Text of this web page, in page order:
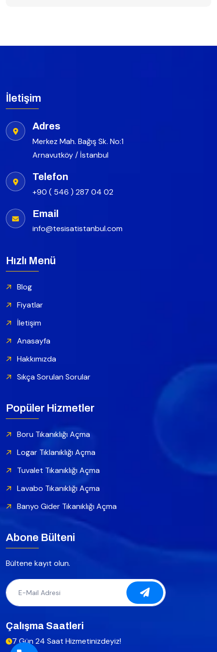
İletişim
Adres
Merkez Mah. Bağış Sk. No:1
Arnavutköy / İstanbul
Telefon
+90 ( 546 ) 287 04 02
Email
info@tesisatistanbul.com
Hızlı Menü
Blog
Fiyatlar
İletişim
Anasayfa
Hakkımızda
Sıkça Sorulan Sorular
Popüler Hizmetler
Boru Tıkanıklığı Açma
Logar Tıklanıklığı Açma
Tuvalet Tıkanıklığı Açma
Lavabo Tıkanıklığı Açma
Banyo Gider Tıkanıklığı Açma
Abone Bülteni
Bültene kayıt olun.
Çalışma Saatleri
7 Gün 24 Saat Hizmetinizdeyiz!